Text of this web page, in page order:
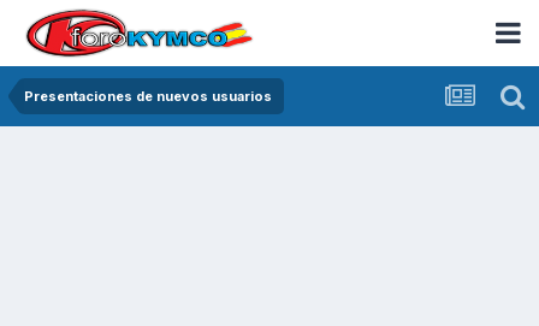
Presentaciones de nuevos usuarios